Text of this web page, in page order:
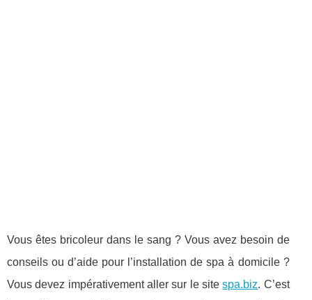
Vous êtes bricoleur dans le sang ? Vous avez besoin de
conseils ou d’aide pour l’installation de spa à domicile ?
Vous devez impérativement aller sur le sitespa.biz. C’est